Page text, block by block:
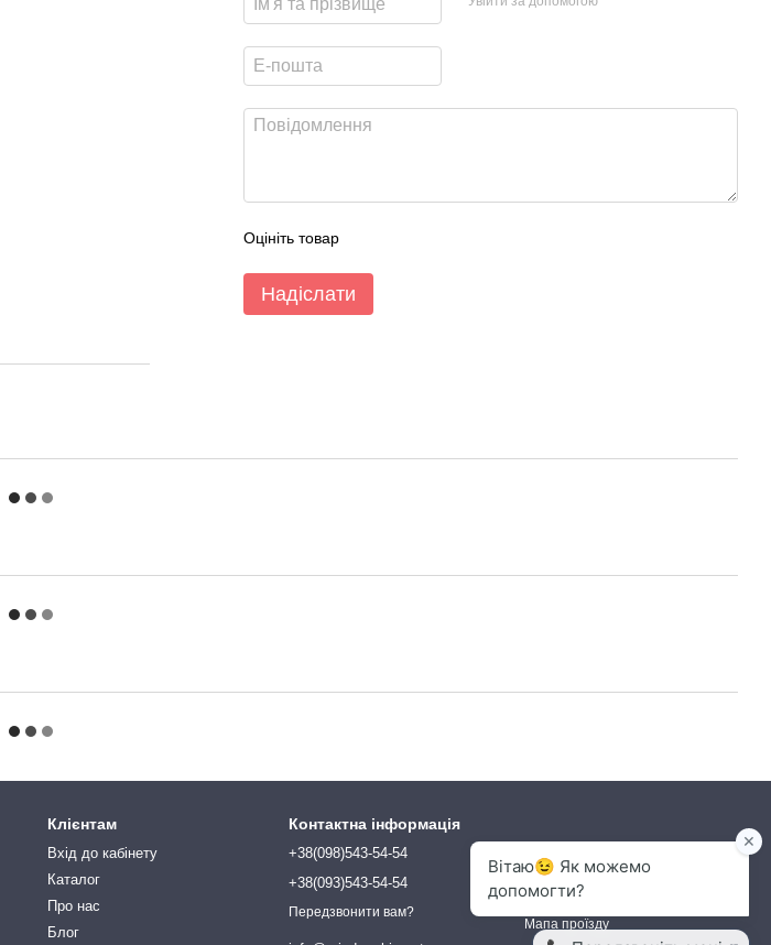
Оцініть товар
Надіслати
Клієнтам
Вхід до кабінету
Каталог
Про нас
Блог
Контактна інформація
+38(098)543-54-54
+38(093)543-54-54
Передзвонити вам?
вул. Млинова 5, офіс 21
м. Біла Церква, 09117
Україна
Мапа проїзду